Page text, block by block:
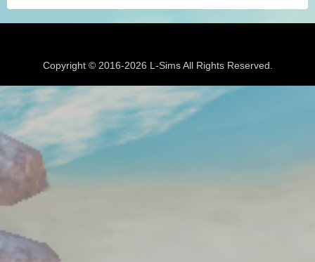
Copyright © 2016-2026 L-Sims All Rights Reserved.